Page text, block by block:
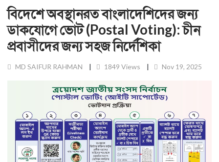
বিদেশে অবস্থানরত বাংলাদেশিদের জন্য
ডাকযোগে ভোট (Postal Voting): চীন
প্রবাসীদের জন্য সহজ নির্দেশিকা
MD SAIFUR RAHMAN 1849 Views Nov 19, 2025